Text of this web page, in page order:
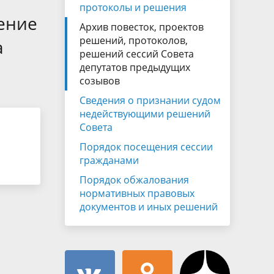
Муниципальная служба
Объявления
имущественного характера
Информационные материалы
протоколы и решения
Архив повесток, проектов
решений, протоколов,
решений сессий Совета
депутатов предыдущих
созывов
Сведения о признании судом
недействующими решений
Совета
Порядок посещения сессии
гражданами
Порядок обжалования
нормативных правовых
документов и иных решений